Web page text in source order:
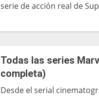
serie de acción real de
Todas las series
completa)
Desde el serial